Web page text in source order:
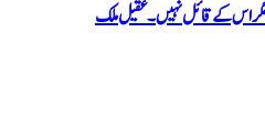
مگر اس کے قائل نہیں۔ عقیل ملک